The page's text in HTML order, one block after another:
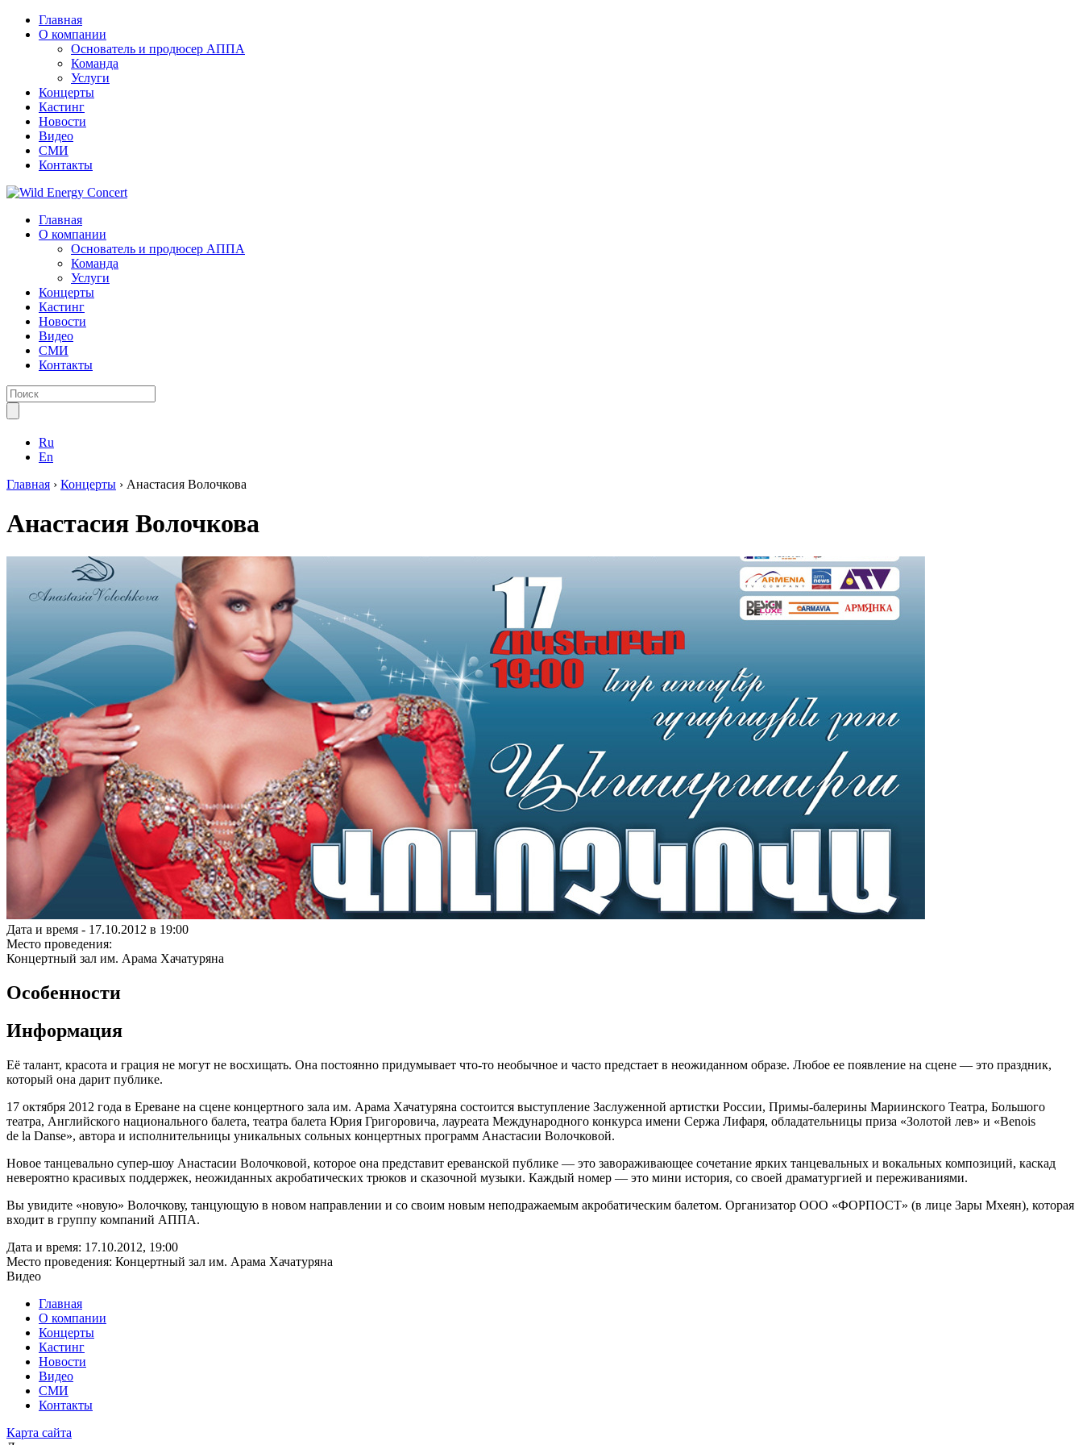
Главная
О компании
Основатель и продюсер АППА
Команда
Услуги
Концерты
Кастинг
Новости
Видео
СМИ
Контакты
Главная
О компании
Основатель и продюсер АППА
Команда
Услуги
Концерты
Кастинг
Новости
Видео
СМИ
Контакты
Ru
En
Главная › Концерты › Анастасия Волочкова
Анастасия Волочкова
Дата и время - 17.10.2012 в 19:00
Место проведения:
Концертный зал им. Арама Хачатуряна
Особенности
Информация
Её талант, красота и грация не могут не восхищать. Она постоянно придумывает что-то необычное и часто предстает в неожиданном образе. Любое ее появление на сцене — это праздник,
который она дарит публике.
17 октября 2012 года в Ереване на сцене концертного зала им. Арама Хачатуряна состоится выступление Заслуженной артистки России, Примы-балерины Мариинского Театра, Большого
театра, Английского национального балета, театра балета Юрия Григоровича, лауреата Международного конкурса имени Сержа Лифаря, обладательницы приза «Золотой лев» и «Benois
de la Danse», автора и исполнительницы уникальных сольных концертных программ Анастасии Волочковой.
Новое танцевально супер-шоу Анастасии Волочковой, которое она представит ереванской публике — это завораживающее сочетание ярких танцевальных и вокальных композиций, каскад
невероятно красивых поддержек, неожиданных акробатических трюков и сказочной музыки. Каждый номер — это мини история, со своей драматургией и переживаниями.
Вы увидите «новую» Волочкову, танцующую в новом направлении и со своим новым неподражаемым акробатическим балетом. Организатор ООО «ФОРПОСТ» (в лице Зары Мхеян), которая
входит в группу компаний АППА.
Дата и время: 17.10.2012, 19:00
Место проведения: Концертный зал им. Арама Хачатуряна
Видео
Главная
О компании
Концерты
Кастинг
Новости
Видео
СМИ
Контакты
Карта сайта